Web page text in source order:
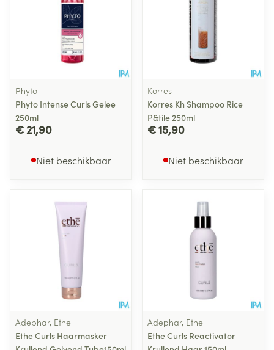
Phyto
Phyto Intense Curls Gelee
250ml
€ 21,90
Niet beschikbaar
Korres
Korres Kh Shampoo Rice
P&tile 250ml
€ 15,90
Niet beschikbaar
Adephar, Ethe
Ethe Curls Haarmasker
Adephar, Ethe
Ethe Curls Reactivator